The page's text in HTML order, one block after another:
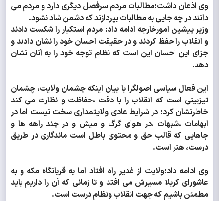
وی اذعان داشت:مطالبات مردم سرفصل دیگری دارد و مردم می
دانند در چه جایی به مطالبات بپردازند که دشمن شاد نشود.
وزیر پیشین امورخارجه ادامه داد: مردم استکبار را شکست دادند
و انقلاب را حفظ کردند و در حقیقت احسان خود را نشان دادند و
جزای این احسان این است که نظام توجه خود را به آنان نشان
دهد.
این فعال سیاسی اصولگرا با بیان اینکه چشمان ولایت، چشمان
تیزبینی است که انقلاب را با دقت ،حفاظت و نظارت می کند
خاطرنشان کرد: در شرایط عادی ولایتمداری سخت نیست اما در
ابهامات ،شبهات ،در هوای گرگ و میش و در چند راهه ها و
جاهایی که قالب حق و محتوی باطل است ماندگاری در طریق
درست، هنر است.
وی ادامه داد:ولایت از غدیر راه افتاد اما به قربانگاه مکه و به
عاشورای کربلا مسیرش می افتد و تا زمانی که آن را داریم باید
مطمئن باشیم که جهت انقلاب ونظام درست است.